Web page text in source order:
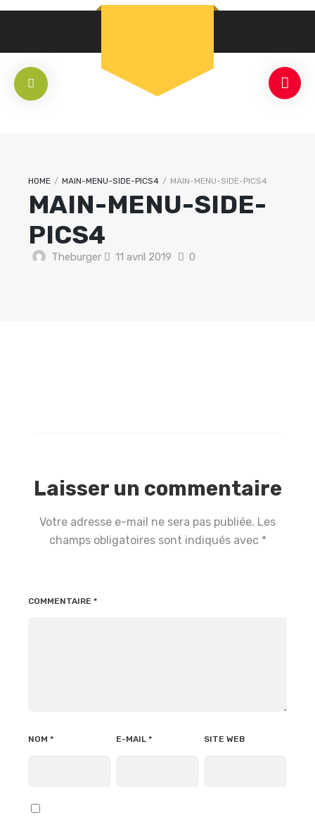
HOME / MAIN-MENU-SIDE-PICS4 / MAIN-MENU-SIDE-PICS4
MAIN-MENU-SIDE-
PICS4
Theburger 11 avril 2019 0
Laisser un commentaire
Votre adresse e-mail ne sera pas publiée. Les
champs obligatoires sont indiqués avec *
COMMENTAIRE *
NOM * E-MAIL* SITE WEB